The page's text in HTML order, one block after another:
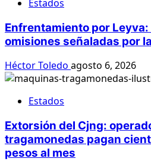
Estados
Enfrentamiento por
omisiones señaladas por
Héctor Toledo agosto 6, 2026
Estados
Extorsión del Cjng:
tragamonedas pagan
pesos al mes